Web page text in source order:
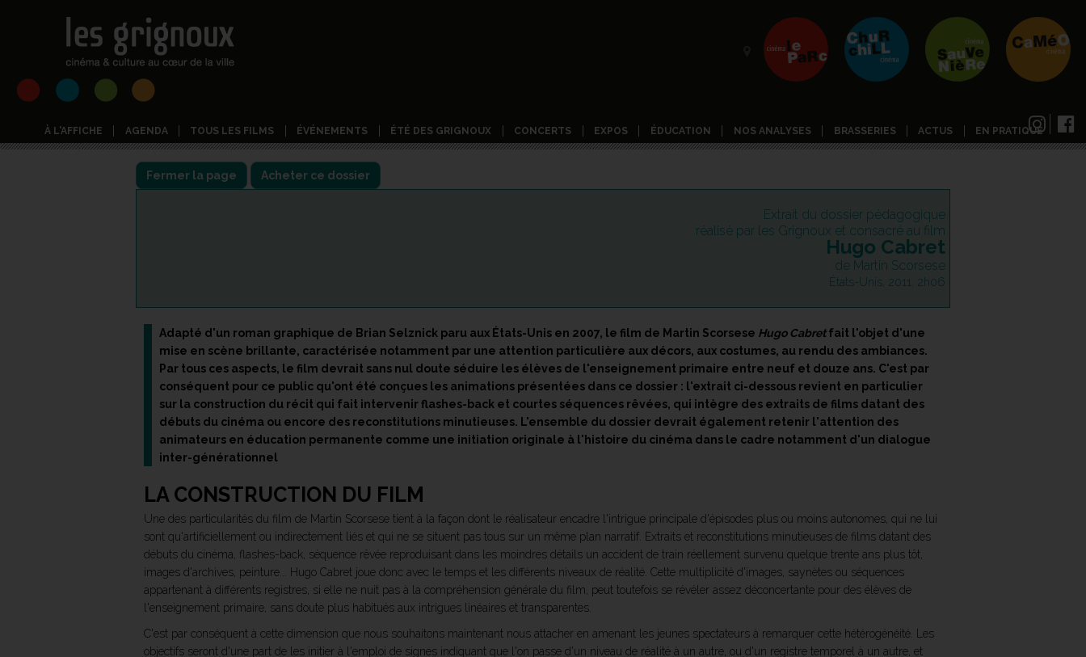
À L'AFFICHE AGENDA TOUS LES FILMS ÉVÉNEMENTS ÉTÉ DES GRIGNOUX CONCERTS EXPOS ÉDUCATION NOS ANALYSES BRASSERIES ACTUS EN PRATIQUE
Fermer la page Acheter ce dossier
Extrait du dossier pédagogique
réalisé par les Grignoux et consacré au film
Hugo Cabret
de Martin Scorsese
États-Unis, 2011, 2h06
Adapté d'un roman graphique de Brian Selznick paru aux États-Unis en 2007, le film de Martin Scorsese Hugo Cabretfait l'objet d'une
mise en scène brillante, caractérisée notamment par une attention particulière aux décors, aux costumes, au rendu des ambiances.
Par tous ces aspects, le film devrait sans nul doute séduire les élèves de l'enseignement primaire entre neuf et douze ans. C'est par
conséquent pour ce public qu'ont été conçues les animations présentées dans ce dossier : l'extrait ci-dessous revient en particulier
sur la construction du récit qui fait intervenir flashes-back et courtes séquences rêvées, qui intègre des extraits de films datant des
débuts du cinéma ou encore des reconstitutions minutieuses. L'ensemble du dossier devrait également retenir l'attention des
animateurs en éducation permanente comme une initiation originale à l'histoire du cinéma dans le cadre notamment d'un dialogue
inter-générationnel
LA CONSTRUCTION DU FILM
Une des particularités du film de Martin Scorsese tient à la façon dont le réalisateur encadre l'intrigue principale d'épisodes plus ou moins autonomes, qui ne lui
sont qu'artificiellement ou indirectement liés et qui ne se situent pas tous sur un même plan narratif. Extraits et reconstitutions minutieuses de films datant des
débuts du cinéma, flashes-back, séquence rêvée reproduisant dans les moindres détails un accident de train réellement survenu quelque trente ans plus tôt,
images d'archives, peinture... Hugo Cabret joue donc avec le temps et les différents niveaux de réalité. Cette multiplicité d'images, saynètes ou séquences
appartenant à différents registres, si elle ne nuit pas à la compréhension générale du film, peut toutefois se révéler assez déconcertante pour des élèves de
l'enseignement primaire, sans doute plus habitués aux intrigues linéaires et transparentes.
C'est par conséquent à cette dimension que nous souhaitons maintenant nous attacher en amenant les jeunes spectateurs à remarquer cette hétérogénéité. Les
objectifs seront d'une part de les initier à l'emploi de signes indiquant que l'on passe d'un niveau de réalité à un autre, ou d'un registre temporel à un autre, et